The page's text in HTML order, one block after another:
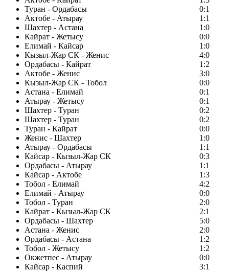
Туран - Ордабасы
0:1
Актобе - Атырау
1:1
Шахтер - Астана
1:0
Кайрат - Жетысу
0:0
Елимай - Кайсар
1:0
Кызыл-Жар СК - Женис
4:0
Ордабасы - Кайрат
1:2
Актобе - Женис
3:0
Кызыл-Жар СК - Тобол
0:0
Астана - Елимай
0:1
Атырау - Жетысу
0:1
Шахтер - Туран
0:2
Шахтер - Туран
0:2
Туран - Кайрат
0:0
Женис - Шахтер
1:0
Атырау - Ордабасы
1:1
Кайсар - Кызыл-Жар СК
0:3
Ордабасы - Атырау
1:1
Кайсар - Актобе
1:3
Тобол - Елимай
4:2
Елимай - Атырау
0:0
Тобол - Туран
2:0
Кайрат - Кызыл-Жар СК
2:1
Ордабасы - Шахтер
5:0
Астана - Женис
2:0
Ордабасы - Астана
1:2
Тобол - Жетысу
1:2
Окжетпес - Атырау
0:0
Кайсар - Каспий
3:1